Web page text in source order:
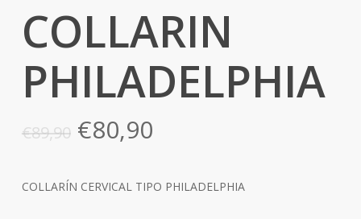
COLLARIN
PHILADELPHIA
€89,90 El
precio
original
era:
€80,90El
actual
es:
COLLARÍN CERVICAL TIPO PHILADELPHIA